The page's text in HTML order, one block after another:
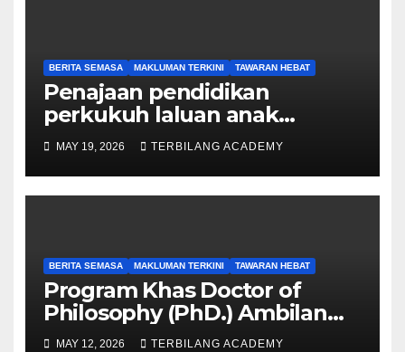
BERITA SEMASA MAKLUMAN TERKINI TAWARAN HEBAT
Penajaan pendidikan
perkukuh laluan anak
Sarawak ke peringkat
Sarjana, PhD
MAY 19, 2026 TERBILANG ACADEMY
BERITA SEMASA MAKLUMAN TERKINI TAWARAN HEBAT
Program Khas Doctor of
Philosophy (PhD.) Ambilan
September 2026 Kini Dibuka
MAY 12, 2026 TERBILANG ACADEMY